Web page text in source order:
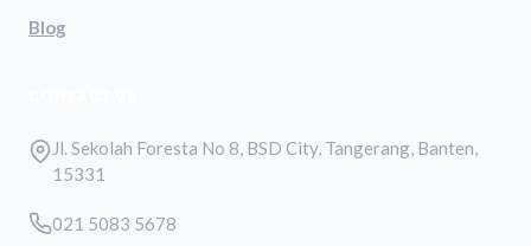
Blog
Jl. Sekolah Foresta No 8, BSD City, Tangerang, Banten,
15331
021 5083 5678